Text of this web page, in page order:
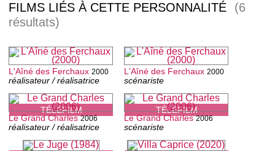
FILMS LIÉS À CETTE PERSONNALITÉ
(6
résultats)
TÉLÉFILM
L'Aîné des Ferchaux 2000
réalisateur / réalisatrice
TÉLÉFILM
L'Aîné des Ferchaux 2000
scénariste
Le Grand Charles 2006
réalisateur / réalisatrice
Le Grand Charles 2006
scénariste